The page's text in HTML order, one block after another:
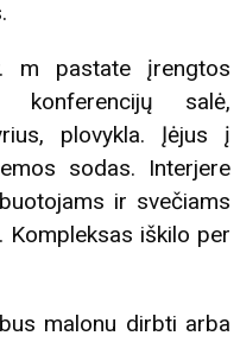
m pastate įrengtos
konferencijų salė,
plovykla. Įėjus į
sodas. Interjere
ir svečiams
Kompleksas iškilo per
malonu dirbti arba